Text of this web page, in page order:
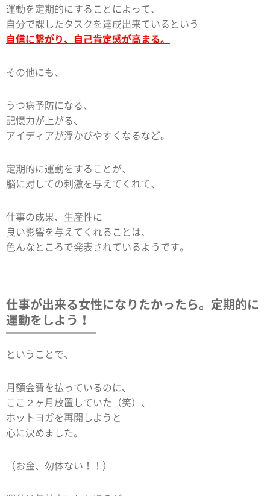
運動を定期的にすることによって、
自分で課したタスクを達成出来ているという
自信に繋がり、自己肯定感が高まる。
その他にも、
うつ病予防になる、
記憶力が上がる、
アイディアが浮かびやすくなるなど。
定期的に運動をすることが、
脳に対しての刺激を与えてくれて、
仕事の成果、生産性に
良い影響を与えてくれることは、
色んなところで発表されているようです。
仕事が出来る女性になりたかったら。定期的に
運動をしよう！
ということで、
月額会費を払っているのに、
ここ２ヶ月放置していた（笑）、
ホットヨガを再開しようと
心に決めました。
（お金、勿体ない！！）